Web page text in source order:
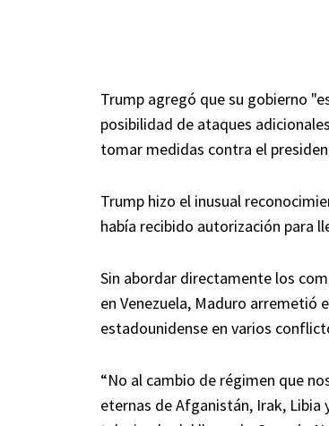
Trump agregó que su gobierno
posibilidad de ataques
tomar medidas contra el
Trump hizo el inusual
había recibido autorización para
Sin abordar directamente los
en Venezuela, Maduro arremetió
estadounidense en varios
“No al cambio de régimen que
eternas de Afganistán, Irak, Libia